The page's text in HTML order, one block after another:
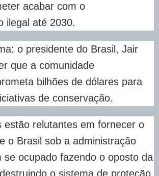
acabar com o
ilegal até 2030.
o presidente do Brasil, Jair
que a comunidade
bilhões de dólares para
de conservação.
estão relutantes em fornecer o
o Brasil sob a administração
se ocupado fazendo o oposto da
o sistema de proteção